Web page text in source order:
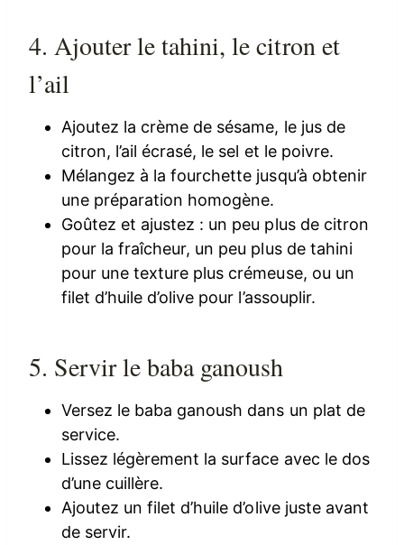
4. Ajouter le tahini, le citron et
l’ail
Ajoutez la crème de sésame, le jus de
citron, l’ail écrasé, le sel et le poivre.
Mélangez à la fourchette jusqu’à obtenir
une préparation homogène.
Goûtez et ajustez : un peu plus de citron
pour la fraîcheur, un peu plus de tahini
pour une texture plus crémeuse, ou un
filet d’huile d’olive pour l’assouplir.
5. Servir le baba ganoush
Versez le baba ganoush dans un plat de
service.
Lissez légèrement la surface avec le dos
d’une cuillère.
Ajoutez un filet d’huile d’olive juste avant
de servir.